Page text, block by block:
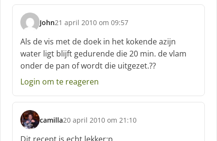
John
s
c
h
r
e
e
:
21 april 2010 om 09:57
Als de vis met de doek in het kokende azijn
water ligt blijft gedurende die 20 min. de vlam
onder de pan of wordt die uitgezet.??
Login om te reageren
camilla
s
c
20 april 2010 om 21:10